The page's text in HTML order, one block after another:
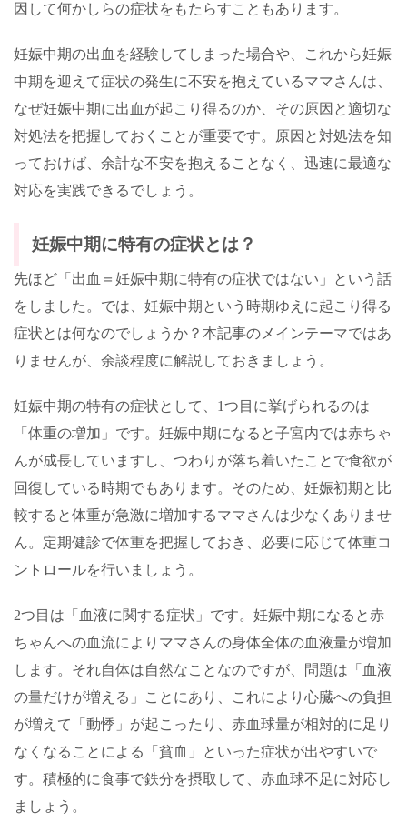
因して何かしらの症状をもたらすこともあります。
妊娠中期の出血を経験してしまった場合や、これから妊娠
中期を迎えて症状の発生に不安を抱えているママさんは、
なぜ妊娠中期に出血が起こり得るのか、その原因と適切な
対処法を把握しておくことが重要です。原因と対処法を知
っておけば、余計な不安を抱えることなく、迅速に最適な
対応を実践できるでしょう。
妊娠中期に特有の症状とは？
先ほど「出血＝妊娠中期に特有の症状ではない」という話
をしました。では、妊娠中期という時期ゆえに起こり得る
症状とは何なのでしょうか？本記事のメインテーマではあ
りませんが、余談程度に解説しておきましょう。
妊娠中期の特有の症状として、 1つ目に挙げられるのは
「体重の増加」です。妊娠中期になると子宮内では赤ちゃ
んが成長していますし、つわりが落ち着いたことで食欲が
回復している時期でもあります。そのため、妊娠初期と比
較すると体重が急激に増加するママさんは少なくありませ
ん。定期健診で体重を把握しておき、必要に応じて体重コ
ントロールを行いましょう。
2つ目は「血液に関する症状」です。妊娠中期になると赤
ちゃんへの血流によりママさんの身体全体の血液量が増加
します。それ自体は自然なことなのですが、問題は「血液
の量だけが増える」ことにあり、これにより心臓への負担
が増えて「動悸」が起こったり、赤血球量が相対的に足り
なくなることによる「貧血」といった症状が出やすいで
す。積極的に食事で鉄分を摂取して、赤血球不足に対応し
ましょう。